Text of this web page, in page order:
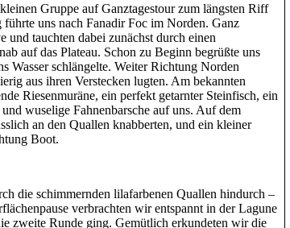
Gruppe auf Ganztagestour zum längsten Riff
uns nach Fanadir Foc im Norden. Ganz
und tauchten dabei zunächst durch einen
auf das Plateau. Schon zu Beginn begrüßte uns
Wasser schlängelte. Weiter Richtung Norden
aus ihren Verstecken lugten. Am bekannten
Riesenmuräne, ein perfekt getarnter Steinfisch, ein
wuselige Fahnenbarsche auf uns. Auf dem
an den Quallen knabberten, und ein kleiner
Boot.
die schimmernden lilafarbenen Quallen hindurch –
verbrachten wir entspannt in der Lagune
zweite Runde ging. Gemütlich erkundeten wir die